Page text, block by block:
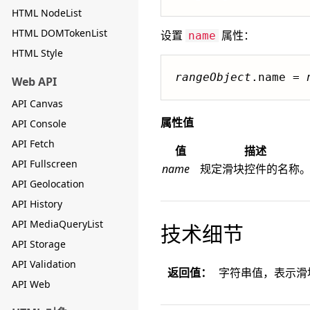
HTML NodeList
HTML DOMTokenList
HTML Style
Web API
API Canvas
API Console
API Fetch
API Fullscreen
API Geolocation
API History
API MediaQueryList
API Storage
API Validation
API Web
设置 name 属性：
rangeObject .name =
属性值
值
描述
name
规定滑块控件的名称。
技术细节
返回值： 字符串值，表示滑